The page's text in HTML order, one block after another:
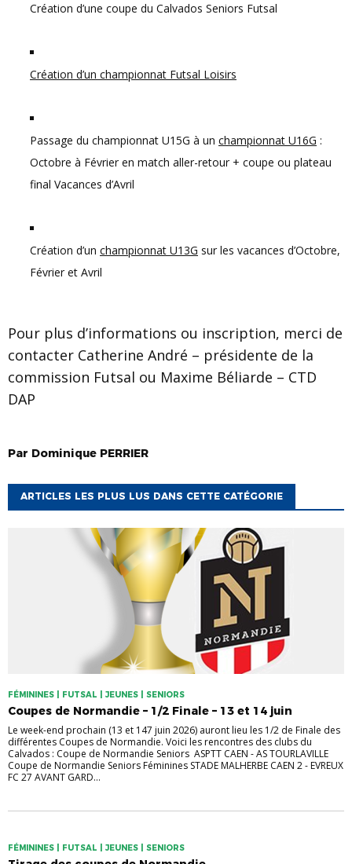
Création d’une coupe du Calvados Seniors Futsal
Création d’un championnat Futsal Loisirs
Passage du championnat U15G à un championnat U16G :
Octobre à Février en match aller-retour + coupe ou plateau
final Vacances d’Avril
Création d’un championnat U13G sur les vacances d’Octobre,
Février et Avril
Pour plus d’informations ou inscription, merci de
contacter Catherine André – présidente de la
commission Futsal ou Maxime Béliarde – CTD
DAP
Par Dominique PERRIER
ARTICLES LES PLUS LUS DANS CETTE CATÉGORIE
FÉMININES | FUTSAL | JEUNES | SENIORS
Coupes de Normandie – 1/2 Finale – 13 et 14 juin
Le week-end prochain (13 et 147 juin 2026) auront lieu les 1/2 de Finale des
différentes Coupes de Normandie. Voici les rencontres des clubs du
Calvados : Coupe de Normandie Seniors ASPTT CAEN - AS TOURLAVILLE
Coupe de Normandie Seniors Féminines STADE MALHERBE CAEN 2 - EVREUX
FC 27 AVANT GARD...
FÉMININES | FUTSAL | JEUNES | SENIORS